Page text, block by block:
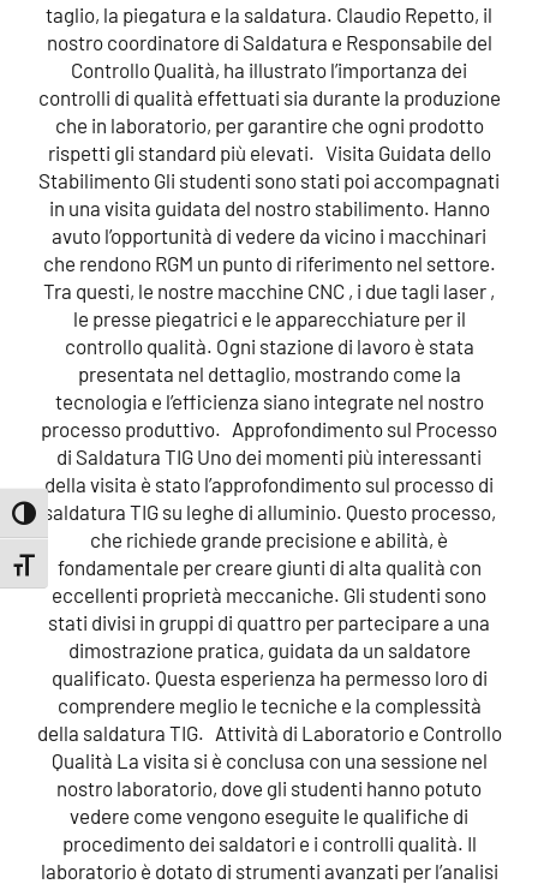
Attiva/disattiva alto contrasto
Attiva/disattiva dimensione testo
taglio, la piegatura e la saldatura. Claudio Repetto, il
nostro coordinatore di Saldatura e Responsabile del
Controllo Qualità, ha illustrato l’importanza dei
controlli di qualità effettuati sia durante la produzione
che in laboratorio, per garantire che ogni prodotto
rispetti gli standard più elevati. Visita Guidata dello
Stabilimento Gli studenti sono stati poi accompagnati
in una visita guidata del nostro stabilimento. Hanno
avuto l’opportunità di vedere da vicino i macchinari
che rendono RGM un punto di riferimento nel settore.
Tra questi, le nostre macchine CNC , i due tagli laser ,
le presse piegatrici e le apparecchiature per il
controllo qualità. Ogni stazione di lavoro è stata
presentata nel dettaglio, mostrando come la
tecnologia e l’efficienza siano integrate nel nostro
processo produttivo. Approfondimento sul Processo
di Saldatura TIG Uno dei momenti più interessanti
della visita è stato l’approfondimento sul processo di
saldatura TIG su leghe di alluminio. Questo processo,
che richiede grande precisione e abilità, è
fondamentale per creare giunti di alta qualità con
eccellenti proprietà meccaniche. Gli studenti sono
stati divisi in gruppi di quattro per partecipare a una
dimostrazione pratica, guidata da un saldatore
qualificato. Questa esperienza ha permesso loro di
comprendere meglio le tecniche e la complessità
della saldatura TIG. Attività di Laboratorio e Controllo
Qualità La visita si è conclusa con una sessione nel
nostro laboratorio, dove gli studenti hanno potuto
vedere come vengono eseguite le qualifiche di
procedimento dei saldatori e i controlli qualità. Il
laboratorio è dotato di strumenti avanzati per l’analisi